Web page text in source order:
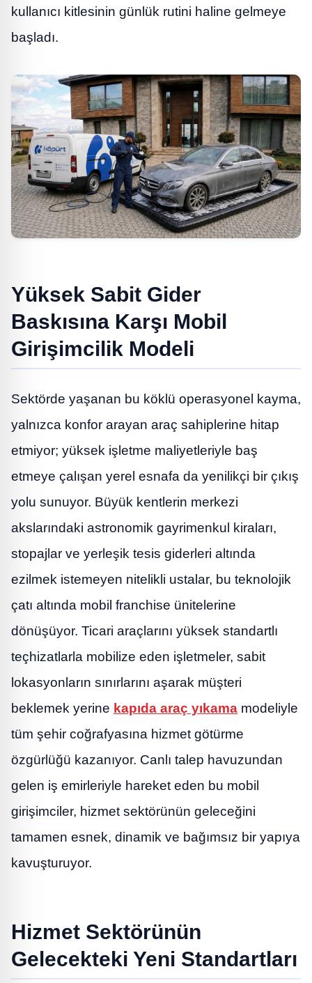
kullanıcı kitlesinin günlük rutini haline gelmeye
başladı.
Yüksek Sabit Gider
Baskısına Karşı Mobil
Girişimcilik Modeli
Sektörde yaşanan bu köklü operasyonel kayma,
yalnızca konfor arayan araç sahiplerine hitap
etmiyor; yüksek işletme maliyetleriyle baş
etmeye çalışan yerel esnafa da yenilikçi bir çıkış
yolu sunuyor. Büyük kentlerin merkezi
akslarındaki astronomik gayrimenkul kiraları,
stopajlar ve yerleşik tesis giderleri altında
ezilmek istemeyen nitelikli ustalar, bu teknolojik
çatı altında mobil franchise ünitelerine
dönüşüyor. Ticari araçlarını yüksek standartlı
teçhizatlarla mobilize eden işletmeler, sabit
lokasyonların sınırlarını aşarak müşteri
beklemek yerine kapıda araç yıkama modeliyle
tüm şehir coğrafyasına hizmet götürme
özgürlüğü kazanıyor. Canlı talep havuzundan
gelen iş emirleriyle hareket eden bu mobil
girişimciler, hizmet sektörünün geleceğini
tamamen esnek, dinamik ve bağımsız bir yapıya
kavuşturuyor.
Hizmet Sektörünün
Gelecekteki Yeni Standartları